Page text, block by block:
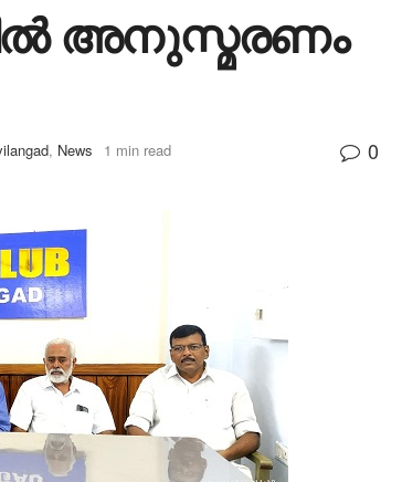
അനുസ്മരണം
, News 1 min read 0